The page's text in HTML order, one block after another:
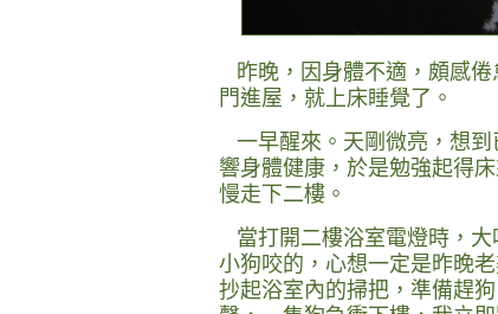
昨晚，因身體不適，頗感倦
門進屋，就上床睡覺了。
一早醒來。天剛微亮，想
響身體健康，於是勉強起得
慢走下二樓。
當打開二樓浴室電燈時，
小狗咬的，心想一定是昨晚
抄起浴室內的掃把，準備趕